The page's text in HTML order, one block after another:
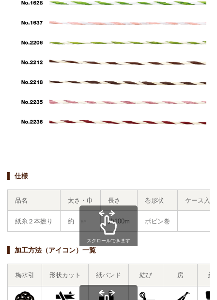
仕様
品名 太さ・巾 長さ 巻形状 ケース入数
紙糸２本撚り 約 ㎜ 約100m ボビン巻
スクロールできます
加工方法（アイコン）一覧
梅水引 形状カット 紙バンド 結び 房 縫